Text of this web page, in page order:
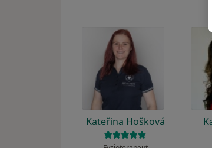
Kateřina Hošková